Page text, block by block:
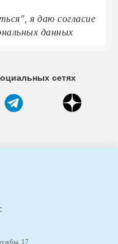
я даю согласие
данных
сетях
17